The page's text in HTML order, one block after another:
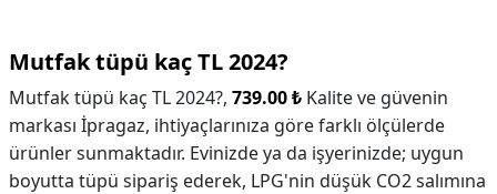
Mutfak tüpü kaç TL 2024?
Mutfak tüpü kaç TL 2024?, 739.00 ₺ Kalite ve güvenin
markası İpragaz, ihtiyaçlarınıza göre farklı ölçülerde
ürünler sunmaktadır. Evinizde ya da işyerinizde; uygun
boyutta tüpü sipariş ederek, LPG'nin düşük CO2 salımına